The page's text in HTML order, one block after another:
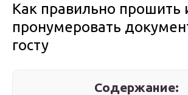
Как правильно прошить
пронумеровать
госту
Содержание: